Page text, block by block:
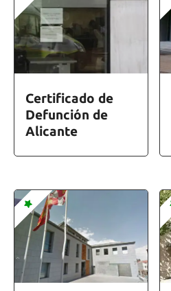
Certificado de
Defunción de
Alicante